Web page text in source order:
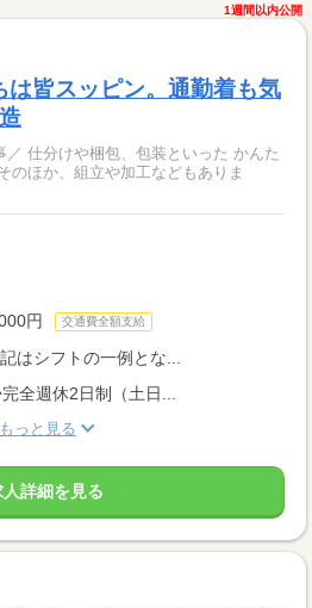
1週間以内公開
は皆スッピン。通勤着も気
／ 仕分けや梱包、包装といった かんた
のほか、組立や加工などもありま
円 交通費全額支給
はシフトの一例とな...
全週休2日制（土日...
もっと見る
人詳細を見る